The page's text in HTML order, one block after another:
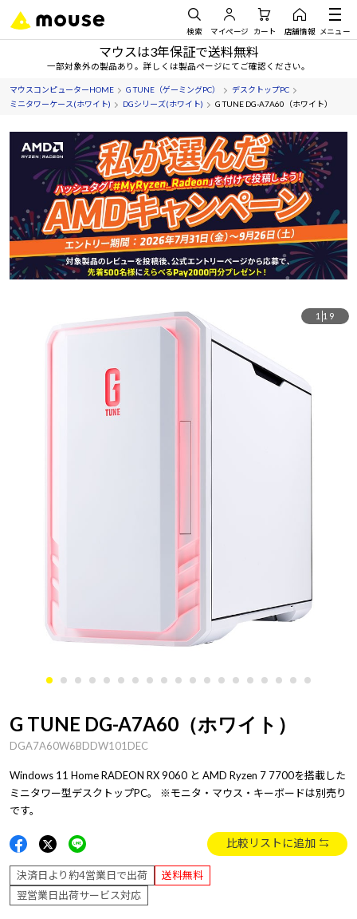
検索 マイページ カート 店舗情報 メニュー
マウスは3年保証で送料無料
一部対象外の製品あり。詳しくは製品ページにてご確認ください。
マウスコンピューターHOME G TUNE（ゲーミングPC）
デスクトップPC
ミニタワーケース(ホワイト)
DGシリーズ(ホワイト) G TUNE DG-A7A60（ホワイト）
1 19
G TUNE DG-A7A60（ホワイト）
DGA7A60W6BDDW101DEC
Windows 11 Home RADEON RX 9060 と AMD Ryzen 7 7700を搭載した
ミニタワー型デスクトップPC。 ※モニタ・マウス・キーボードは別売り
です。
比較リストに追加
決済日より約4営業日で出荷
送料無料
翌営業日出荷サービス対応